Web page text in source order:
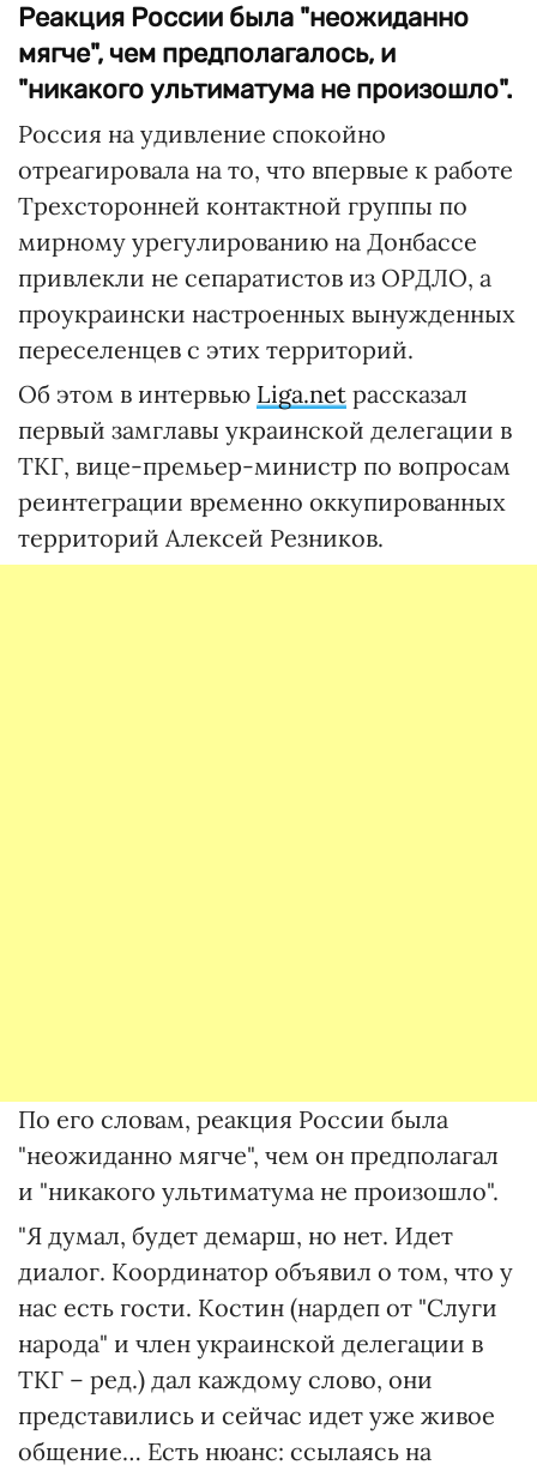
Реакция России была "неожиданно
мягче", чем предполагалось, и
"никакого ультиматума не произошло".
Россия на удивление спокойно
отреагировала на то, что впервые к работе
Трехсторонней контактной группы по
мирному урегулированию на Донбассе
привлекли не сепаратистов из ОРДЛО, а
проукраински настроенных вынужденных
переселенцев с этих территорий.
Об этом в интервью Liga.net рассказал
первый замглавы украинской делегации в
ТКГ, вице-премьер-министр по вопросам
реинтеграции временно оккупированных
территорий Алексей Резников.
По его словам, реакция России была
"неожиданно мягче", чем он предполагал
и "никакого ультиматума не произошло".
"Я думал, будет демарш, но нет. Идет
диалог. Координатор объявил о том, что у
нас есть гости. Костин (нардеп от "Слуги
народа" и член украинской делегации в
ТКГ – ред.) дал каждому слово, они
представились и сейчас идет уже живое
общение… Есть нюанс: ссылаясь на